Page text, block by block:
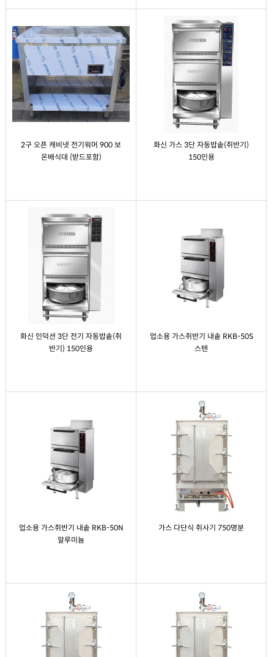
2구 오픈 캐비넷 전기워머 900 보
온배식대 (받드포함)
화신 가스 3단 자동밥솥(취반기)
150인용
화신 인덕션 3단 전기 자동밥솥(취
반기) 150인용
업소용 가스취반기 내솥 RKB-50S
스텐
업소용 가스취반기 내솥 RKB-50N
알루미늄
가스 다단식 취사기 750명분